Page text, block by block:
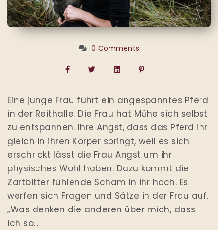
0 Comments
Eine junge Frau führt ein angespanntes Pferd
in der Reithalle. Die Frau hat Mühe sich selbst
zu entspannen. Ihre Angst, dass das Pferd ihr
gleich in ihren Körper springt, weil es sich
erschrickt lässt die Frau Angst um ihr
physisches Wohl haben. Dazu kommt die
Zartbitter fühlende Scham in ihr hoch. Es
werfen sich Fragen und Sätze in der Frau auf.
„Was denken die anderen über mich, dass
ich so…